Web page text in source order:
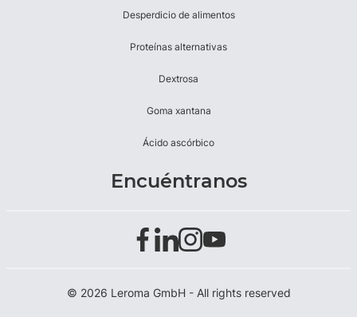
Desperdicio de alimentos
Proteínas alternativas
Dextrosa
Goma xantana
Ácido ascórbico
Encuéntranos
© 2026 Leroma GmbH - All rights reserved